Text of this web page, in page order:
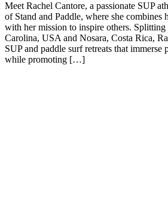
Meet Rachel Cantore, a passionate SUP
of Stand and Paddle, where she combines
with her mission to inspire others. Splitting
Carolina, USA and Nosara, Costa Rica,
SUP and paddle surf retreats that immerse
while promoting […]